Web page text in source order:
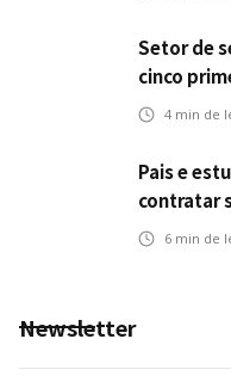
Setor de
cinco
4 min de
Pais e
contratar
dos6 min de
Newsletter